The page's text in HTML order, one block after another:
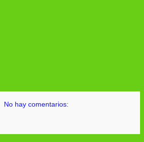
No hay comentarios: